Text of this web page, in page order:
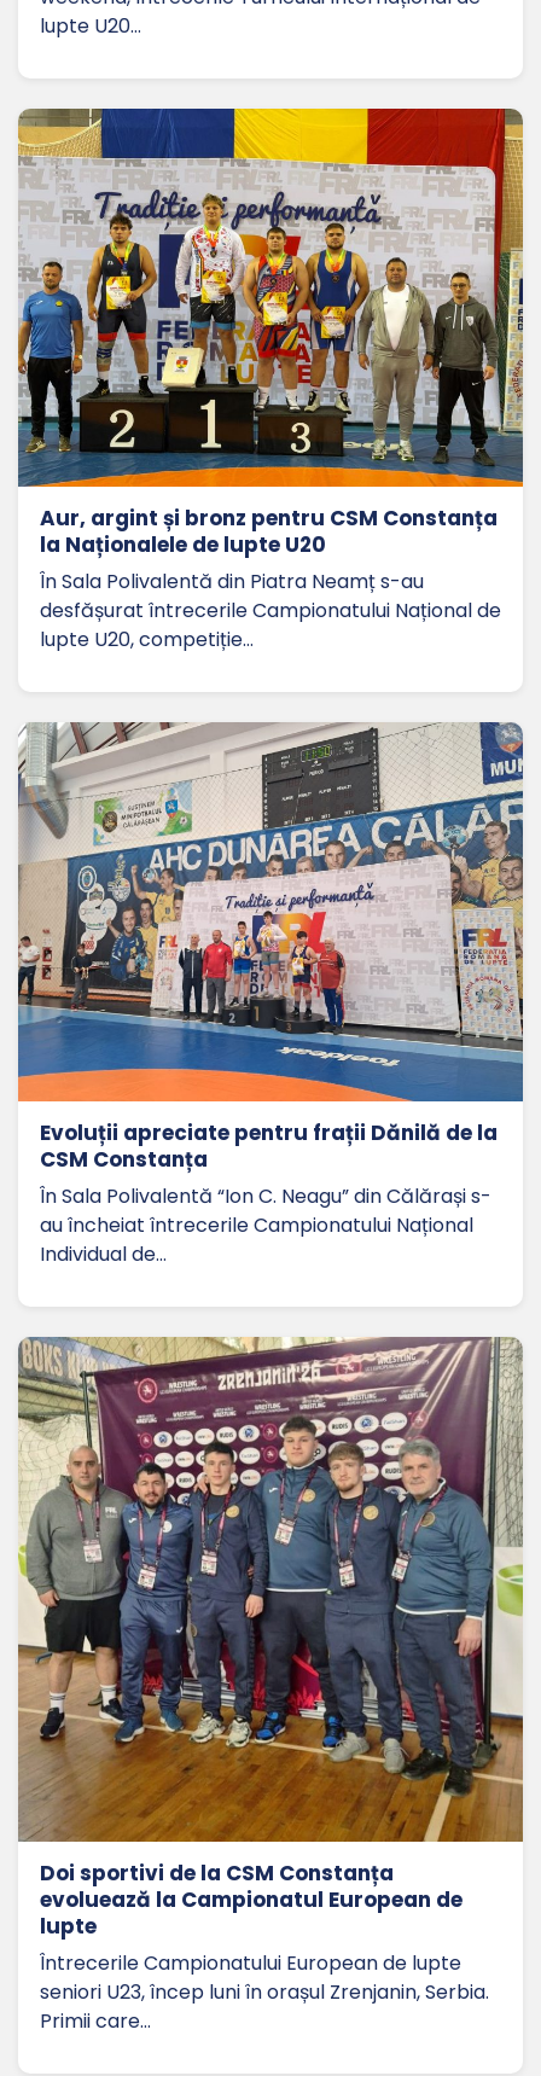
lupte U20…
Aur, argint și bronz pentru CSM Constanța
la Naționalele de lupte U20
În Sala Polivalentă din Piatra Neamț s-au
desfășurat întrecerile Campionatului Național de
lupte U20, competiție…
Evoluții apreciate pentru frații Dănilă de la
CSM Constanța
În Sala Polivalentă “Ion C. Neagu” din Călărași s-
au încheiat întrecerile Campionatului Național
Individual de…
Doi sportivi de la CSM Constanța
evoluează la Campionatul European de
lupte
Întrecerile Campionatului European de lupte
seniori U23, încep luni în orașul Zrenjanin, Serbia.
Primii care…